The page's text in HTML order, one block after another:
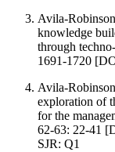
Avila-
knowledge
through
1691-1720
Avila-
exploration of
for the
62-63: 22-41
SJR: Q1